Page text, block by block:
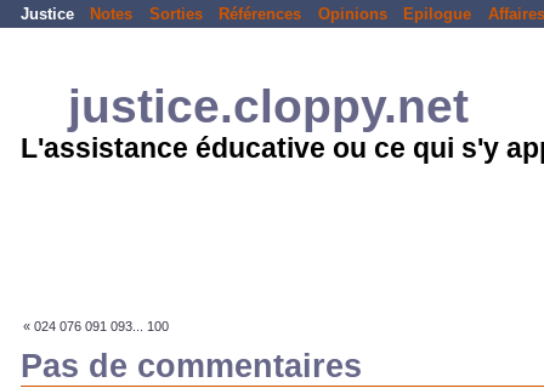
Justice Notes Sorties Références Opinions Epilogue Affaires
justice.cloppy.net
L'assistance éducative ou ce qui s'y
« 024 076 091 093... 100
Pas de commentaires